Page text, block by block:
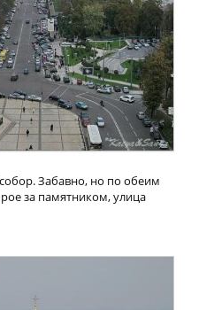
Забавно, но по обеим
за памятником, улица